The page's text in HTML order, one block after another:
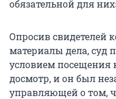
обязательной для
Опросив свидетелей
материалы дела, суд
условием посещения
досмотр, и он был
управляющей о том,